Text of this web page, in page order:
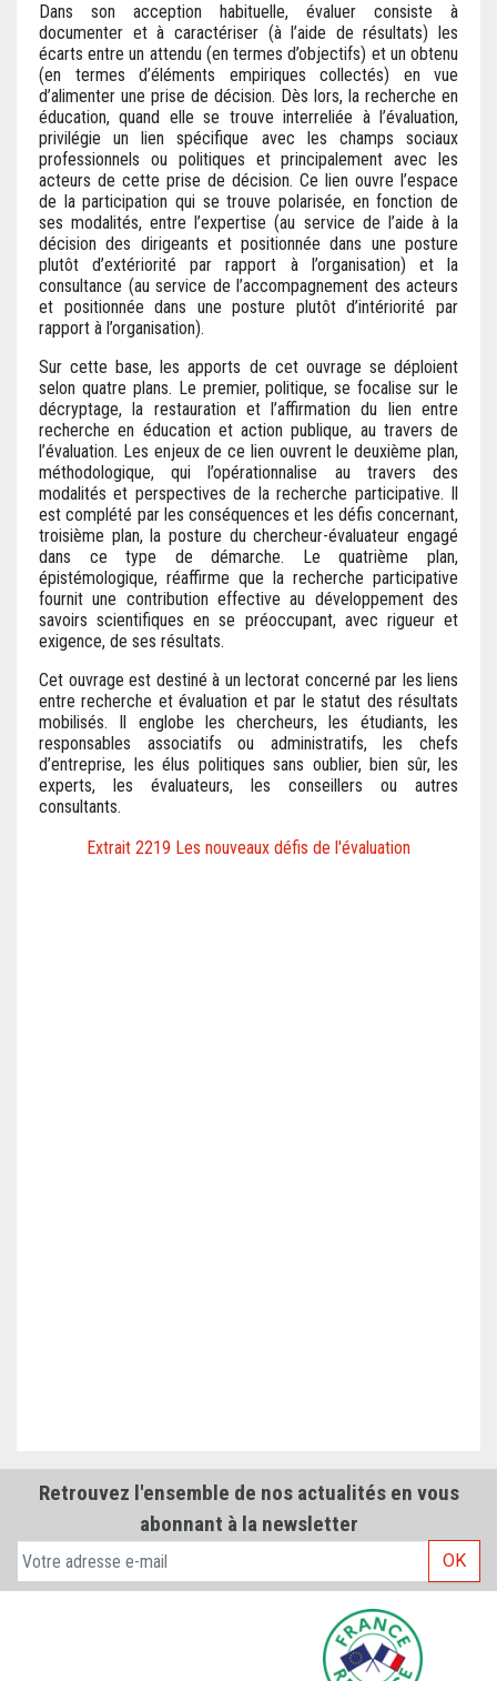
Dans son acception habituelle, évaluer consiste à
documenter et à caractériser (à l’aide de résultats) les
écarts entre un attendu (en termes d’objectifs) et un obtenu
(en termes d’éléments empiriques collectés) en vue
d’alimenter une prise de décision. Dès lors, la recherche en
éducation, quand elle se trouve interreliée à l’évaluation,
privilégie un lien spécifique avec les champs sociaux
professionnels ou politiques et principalement avec les
acteurs de cette prise de décision. Ce lien ouvre l’espace
de la participation qui se trouve polarisée, en fonction de
ses modalités, entre l’expertise (au service de l’aide à la
décision des dirigeants et positionnée dans une posture
plutôt d’extériorité par rapport à l’organisation) et la
consultance (au service de l’accompagnement des acteurs
et positionnée dans une posture plutôt d’intériorité par
rapport à l’organisation).
Sur cette base, les apports de cet ouvrage se déploient
selon quatre plans. Le premier, politique, se focalise sur le
décryptage, la restauration et l’affirmation du lien entre
recherche en éducation et action publique, au travers de
l’évaluation. Les enjeux de ce lien ouvrent le deuxième plan,
méthodologique, qui l’opérationnalise au travers des
modalités et perspectives de la recherche participative. Il
est complété par les conséquences et les défis concernant,
troisième plan, la posture du chercheur-évaluateur engagé
dans ce type de démarche. Le quatrième plan,
épistémologique, réaffirme que la recherche participative
fournit une contribution effective au développement des
savoirs scientifiques en se préoccupant, avec rigueur et
exigence, de ses résultats.
Cet ouvrage est destiné à un lectorat concerné par les liens
entre recherche et évaluation et par le statut des résultats
mobilisés. Il englobe les chercheurs, les étudiants, les
responsables associatifs ou administratifs, les chefs
d’entreprise, les élus politiques sans oublier, bien sûr, les
experts, les évaluateurs, les conseillers ou autres
consultants.
Extrait 2219 Les nouveaux défis de l'évaluation
Retrouvez l'ensemble de nos actualités en vous
abonnant à la newsletter
OK